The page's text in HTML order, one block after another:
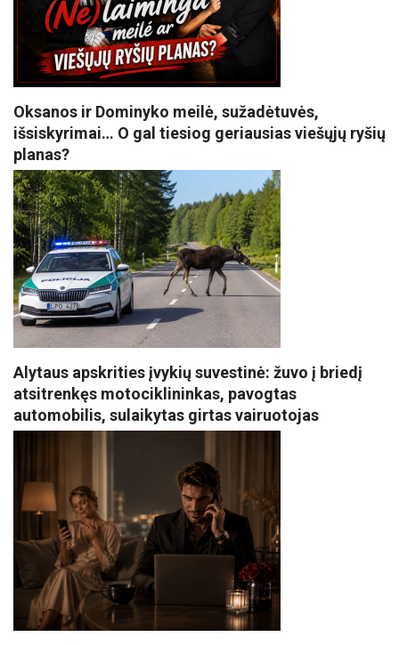
Oksanos ir Dominyko meilė, sužadėtuvės,
išsiskyrimai… O gal tiesiog geriausias viešųjų ryšių
planas?
Alytaus apskrities įvykių suvestinė: žuvo į briedį
atsitrenkęs motociklininkas, pavogtas
automobilis, sulaikytas girtas vairuotojas